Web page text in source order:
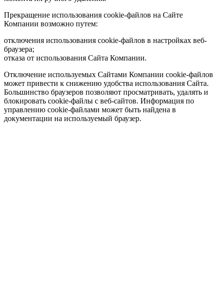
Прекращение использования cookie-файлов на Сайте
Компании возможно путем:
отключения использования cookie-файлов в настройках веб-
браузера;
отказа от использования Сайта Компании.
Отключение используемых Сайтами Компании cookie-файлов
может привести к снижению удобства использования Сайта.
Большинство браузеров позволяют просматривать, удалять и
блокировать cookie-файлы c веб-сайтов. Информация по
управлению cookie-файлами может быть найдена в
документации на используемый браузер.